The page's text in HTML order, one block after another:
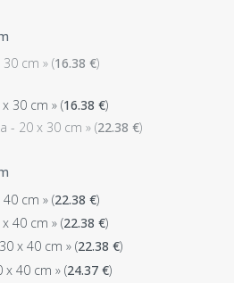
cm » (16.38 €)
30 cm » (16.38 €)
- 20 x 30 cm » (22.38 €)
cm » (22.38 €)
40 cm » (22.38 €)
x 40 cm » (22.38 €)
x 40 cm » (24.37€)